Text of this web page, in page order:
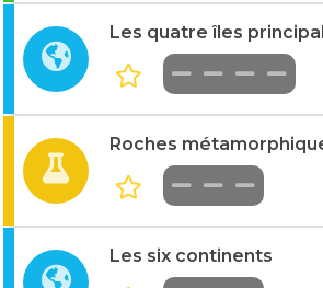
Les quatre îles
Roches
Les six continents